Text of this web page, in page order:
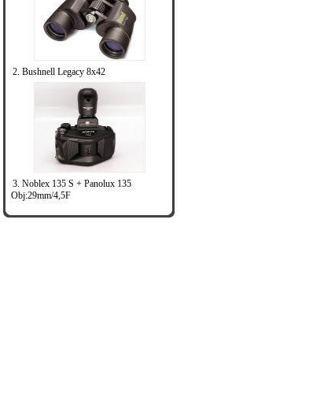
2. Bushnell Legacy 8x42
3. Noblex 135 S + Panolux 135
Obj:29mm/4,5F